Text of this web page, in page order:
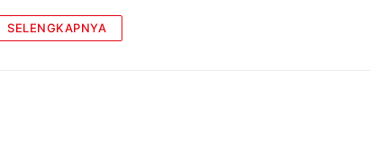
SELENGKAPNYA